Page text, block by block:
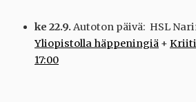
ke 22.9. Autoton päivä: HSL
Yliopistolla häppeningiä +
17:00